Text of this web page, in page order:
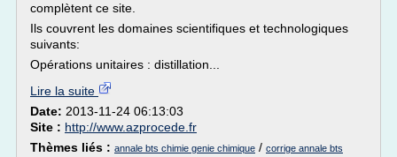
complètent ce site.
Ils couvrent les domaines scientifiques et technologiques
suivants:
Opérations unitaires : distillation...
Lire la suite
Date: 2013-11-24 06:13:03
Site : http://www.azprocede.fr
Thèmes liés : annale bts chimie genie chimique / corrige annale bts